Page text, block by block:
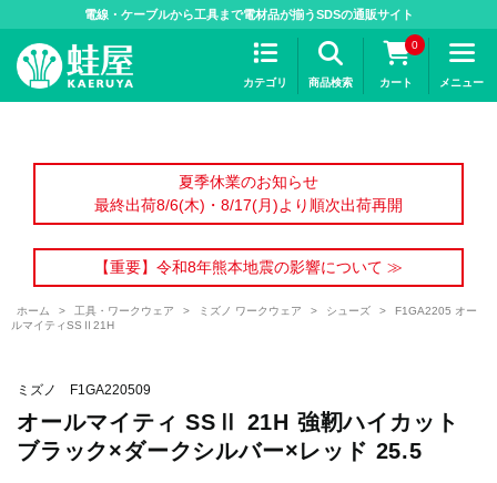
電線・ケーブルから工具まで電材品が揃うSDSの通販サイト
カテゴリ 商品検索
0
カート メニュー
夏季休業のお知らせ
最終出荷8/6(木)・8/17(月)より順次出荷再開
【重要】令和8年熊本地震の影響について ≫
ホーム > 工具・ワークウェア > ミズノ ワークウェア > シューズ >
F1GA2205 オー
ルマイティSSⅡ21H
ミズノ F1GA220509
オールマイティ SSⅡ 21H 強靭ハイカット
ブラック×ダークシルバー×レッド 25.5